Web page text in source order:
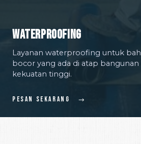
Waterproofing
Layanan waterproofing untuk
bocor yang ada di atap
kekuatan tinggi.
Pesan Sekarang